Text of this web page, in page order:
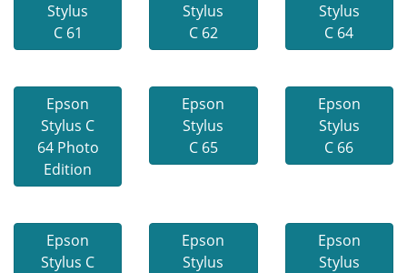
Stylus
C 61
Stylus
C 62
Stylus
C 64
Epson
Stylus C
64 Photo
Edition
Epson
Stylus
C 65
Epson
Stylus
C 66
Epson
Stylus C
Epson
Stylus
Epson
Stylus